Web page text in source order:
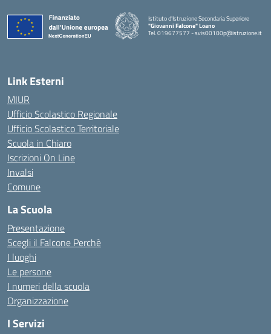
Istituto d'Istruzione Secondaria Superiore
"Giovanni Falcone" Loano
Tel. 019677577 - svis00100p@istruzione.it
— Visita la pagina iniziale della scuola
Link Esterni
MIUR
Ufficio Scolastico Regionale
Ufficio Scolastico Territoriale
Scuola in Chiaro
Iscrizioni On Line
Invalsi
Comune
La Scuola
Presentazione
Scegli il Falcone Perchè
I luoghi
Le persone
I numeri della scuola
Organizzazione
I Servizi